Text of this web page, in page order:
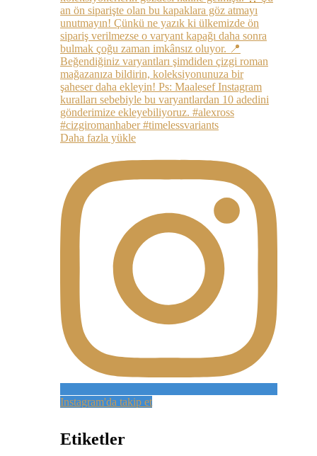
Daha fazla yükle
Instagram'da takip et
Etiketler